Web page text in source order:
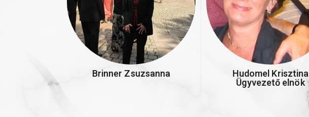
Brinner Zsuzsanna Hudomel Krisztina
Ügyvezető elnök